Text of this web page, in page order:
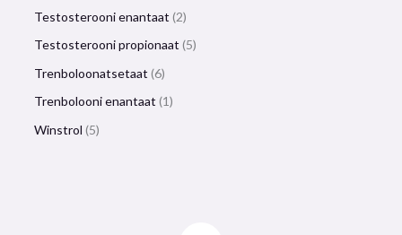
Testosterooni enantaat 2
Testosterooni propionaat 5
Trenboloonatsetaat 6
Trenbolooni enantaat 1
Winstrol 5